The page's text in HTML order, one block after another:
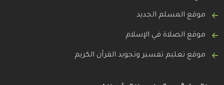
موقع المسلم الجديد
موقع الصلاة في الإسلام
موقع تعليم تفسير وتجويد القرآن الكريم